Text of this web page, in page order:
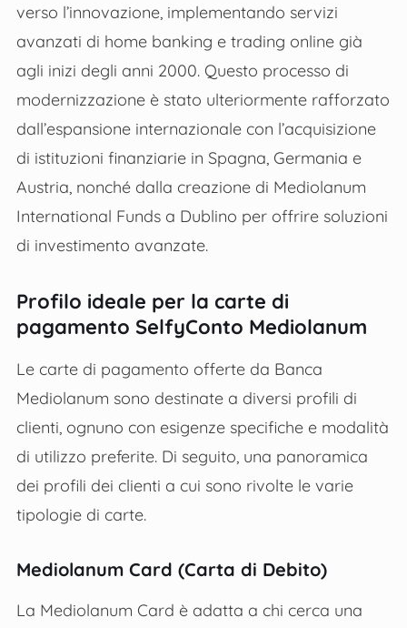
verso l’innovazione, implementando servizi
avanzati di home banking e trading online già
agli inizi degli anni 2000. Questo processo di
modernizzazione è stato ulteriormente rafforzato
dall’espansione internazionale con l’acquisizione
di istituzioni finanziarie in Spagna, Germania e
Austria, nonché dalla creazione di Mediolanum
International Funds a Dublino per offrire soluzioni
di investimento avanzate​.
Profilo ideale per la carte di
pagamento SelfyConto Mediolanum
Le carte di pagamento offerte da Banca
Mediolanum sono destinate a diversi profili di
clienti, ognuno con esigenze specifiche e modalità
di utilizzo preferite. Di seguito, una panoramica
dei profili dei clienti a cui sono rivolte le varie
tipologie di carte.
Mediolanum Card (Carta di Debito)
La Mediolanum Card è adatta a chi cerca una